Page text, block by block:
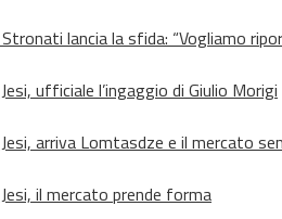
lancia la sfida: “Vogliamo
ufficiale l’ingaggio di Giulio Morigi
arriva Lomtasdze e il mercato
il mercato prende forma